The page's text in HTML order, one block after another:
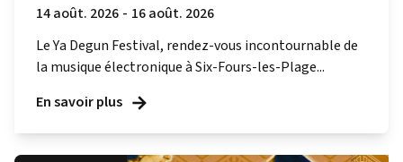
14 août. 2026 - 16 août. 2026
Le Ya Degun Festival, rendez-vous incontournable de
la musique électronique à Six-Fours-les-Plage...
En savoir plus